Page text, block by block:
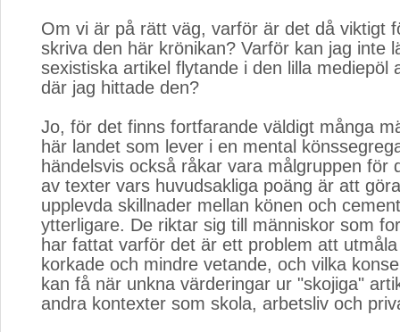
Om vi är på rätt väg, varför är det då viktigt
skriva den här krönikan? Varför kan jag inte
sexistiska artikel flytande i den lilla mediepöl
där jag hittade den?
Jo, för det finns fortfarande väldigt många
här landet som lever i en mental
händelsvis också råkar vara målgruppen för
av texter vars huvudsakliga poäng är att
upplevda skillnader mellan könen och
ytterligare. De riktar sig till människor som
har fattat varför det är ett problem att
korkade och mindre vetande, och vilka
kan få när unkna värderingar ur "skojiga"
andra kontexter som skola, arbetsliv och